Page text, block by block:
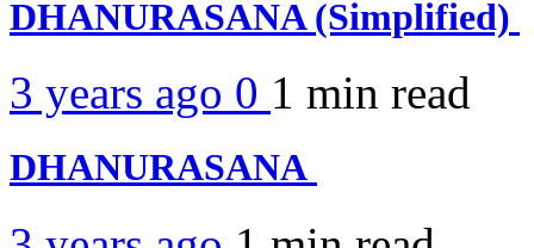
DHANURASANA (Simplified)
3 years ago 0 1 min read
DHANURASANA